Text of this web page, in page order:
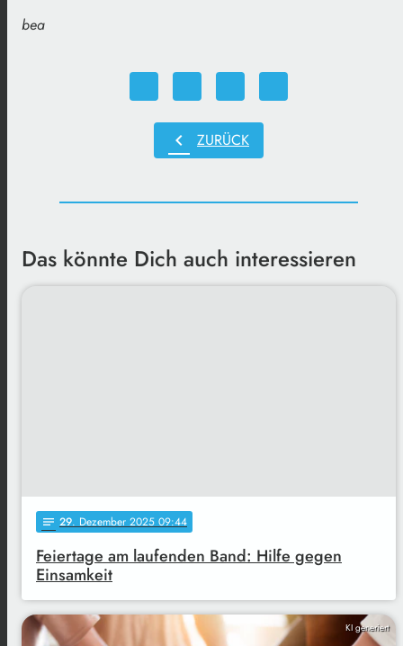
bea
chevron_left ZURÜCK
Das könnte Dich auch interessieren
notes 29. Dezember 2025 09:44
Feiertage am laufenden Band: Hilfe gegen
Einsamkeit
KI generiert